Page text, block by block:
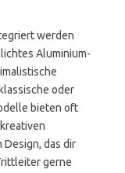
werden
Aluminium-
oder
bieten oft
das dir
gerne